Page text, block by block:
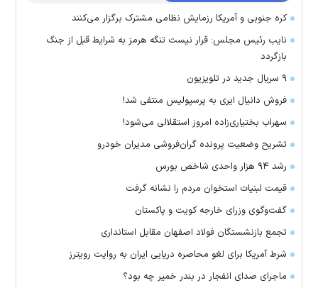
کره جنوبی و آمریکا رزمایش نظامی مشترک برگزار می‌کنند
نایب رئیس مجلس: قرار نیست تنگه هرمز به شرایط قبل از جنگ
بازگردد
۹ سریال جدید در تلویزیون
فروش دانیال ایری به پرسپولیس منتفی شد!
سهراب بختیاری‌زاده امروز استقلالی می‌شود!
تشریح وضعیت پرونده گران‌فروشی مدیران خودرو
رشد ۹۴ هزار واحدی شاخص بورس
قیمت لبنیات استخوان مردم را نشانه گرفت
گفت‌وگوی وزرای خارجه کویت و پاکستان
تجمع بازنشستگان فولاد اصفهان مقابل استانداری
شرط آمریکا برای لغو محاصره دریایی ایران به روایت رویترز
ماجرای صدای انفجار در بندر خمیر چه بود؟